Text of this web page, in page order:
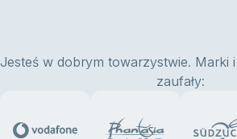
Jesteś w dobrym towarzystwie. Marki
zaufały: